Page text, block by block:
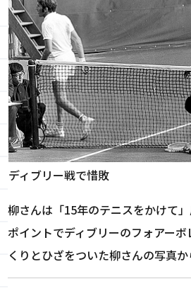
ディブリー戦で惜敗
柳さんは「15年のテニスをかけて
ポイントでディブリーのフォアー
くりとひざをついた柳さんの写真